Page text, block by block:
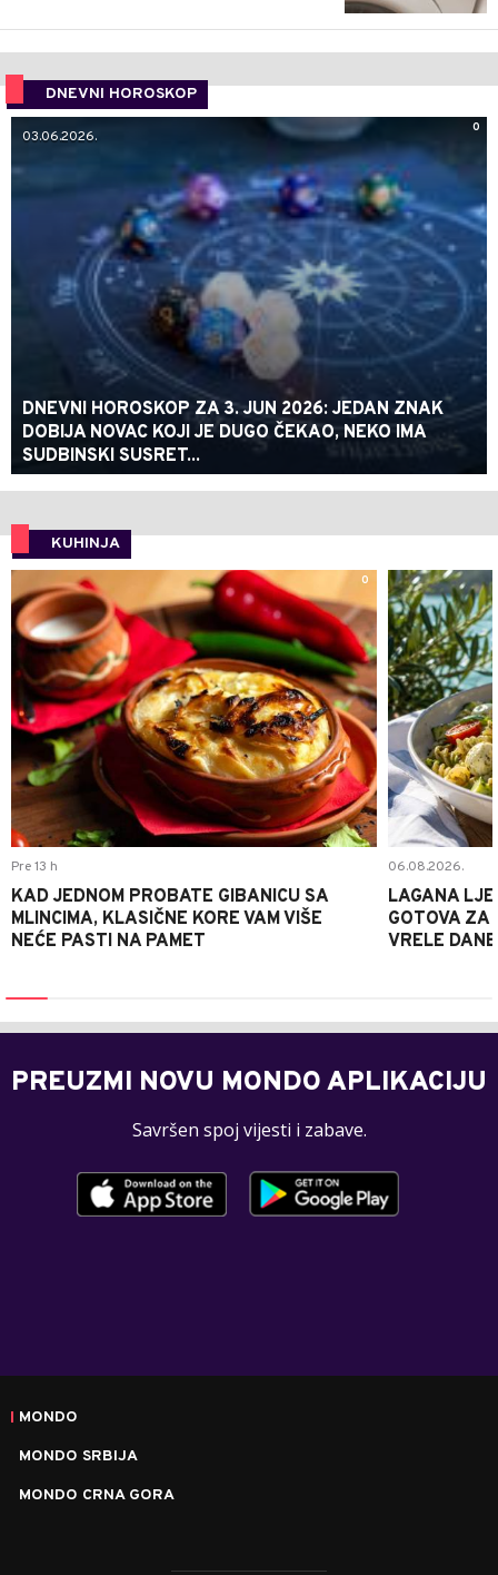
DNEVNI HOROSKOP
0
03.06.2026.
DNEVNI HOROSKOP ZA 3. JUN 2026: JEDAN ZNAK
DOBIJA NOVAC KOJI JE DUGO ČEKAO, NEKO IMA
SUDBINSKI SUSRET...
KUHINJA
0
Pre 13 h
KAD JEDNOM PROBATE GIBANICU SA
MLINCIMA, KLASIČNE KORE VAM VIŠE
NEĆE PASTI NA PAMET
06.08.2026.
LAGANA
GOTOVA ZA
VRELE DANE
PREUZMI NOVU MONDO APLIKACIJU
Savršen spoj vijesti i zabave.
MONDO
MONDO SRBIJA
MONDO CRNA GORA